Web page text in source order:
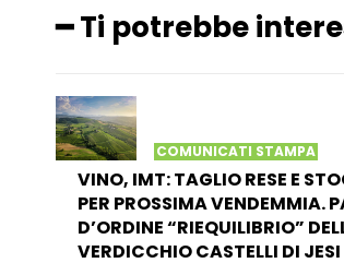
━ Ti potrebbe
COMUNICATI STAMPA
VINO, IMT: TAGLIO RESE E
PER PROSSIMA VENDEMMIA.
D’ORDINE “RIEQUILIBRIO”
VERDICCHIO CASTELLI DI JESI